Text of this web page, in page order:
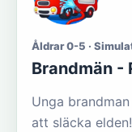
Åldrar 0-5 ·
Brandmän -
Unga
att släcka elden!